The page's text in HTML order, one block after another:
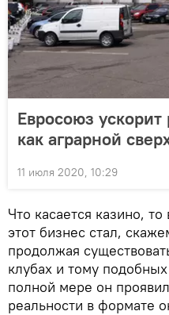
Евросоюз
как аграрной
11 июля 2020, 10:29
Что касается казино,
этот бизнес стал,
продолжая
клубах и тому
полной мере он
реальности в формате